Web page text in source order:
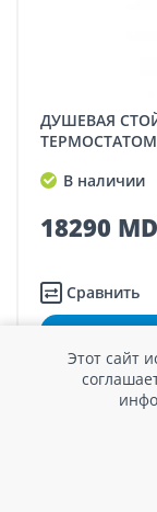
ДУШЕВАЯ СТОЙКА GROHE VITALIO 250, С
В наличии
18290
Сравнить
Этот сайт